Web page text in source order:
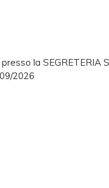
la SEGRETERIA
2026